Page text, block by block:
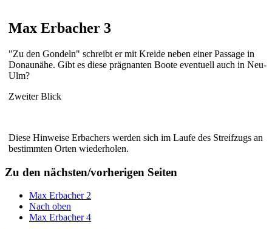
Max Erbacher 3
"Zu den Gondeln" schreibt er mit Kreide neben einer Passage in
Donaunähe. Gibt es diese prägnanten Boote eventuell auch in Neu-
Ulm?
Zweiter Blick
Diese Hinweise Erbachers werden sich im Laufe des Streifzugs an
bestimmten Orten wiederholen.
Zu den nächsten/vorherigen Seiten
Max Erbacher 2
Nach oben
Max Erbacher 4